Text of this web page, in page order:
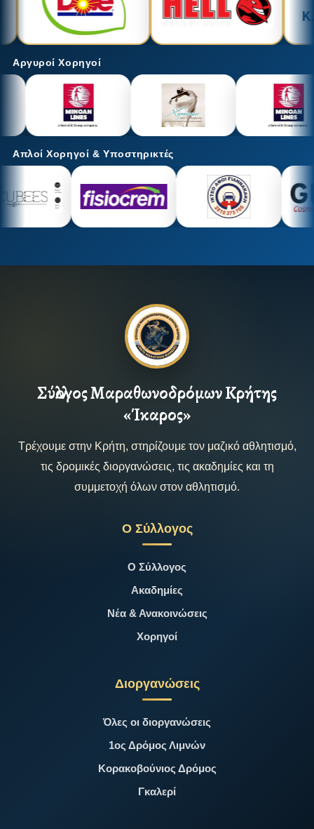
Αργυροί Χορηγοί
Απλοί Χορηγοί & Υποστηρικτές
Σύλλογος Μαραθωνοδρόμων Κρήτης
«Ίκαρος»
Τρέχουμε στην Κρήτη, στηρίζουμε τον μαζικό αθλητισμό,
τις δρομικές διοργανώσεις, τις ακαδημίες και τη
συμμετοχή όλων στον αθλητισμό.
Ο Σύλλογος
Ο Σύλλογος
Ακαδημίες
Νέα & Ανακοινώσεις
Χορηγοί
Διοργανώσεις
Όλες οι διοργανώσεις
1ος Δρόμος Λιμνών
Κορακοβούνιος Δρόμος
Γκαλερί